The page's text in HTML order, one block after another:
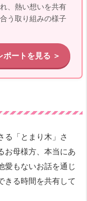
、熱い想いを共有
う取り組みの様子
ートを見る ＞
る「とまり木」さ
お母様方、本当にあ
愛もないお話を通じ
きる時間を共有して